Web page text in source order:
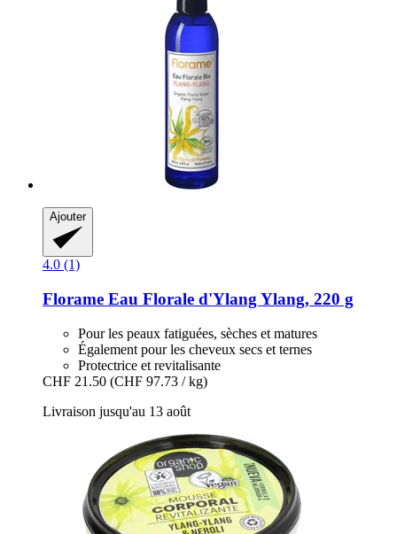
Ajouter
4.0 (1)
Florame Eau Florale d'Ylang Ylang, 220 g
Pour les peaux fatiguées, sèches et matures
Également pour les cheveux secs et ternes
Protectrice et revitalisante
CHF 21.50 (CHF 97.73 / kg)
Livraison jusqu'au 13 août